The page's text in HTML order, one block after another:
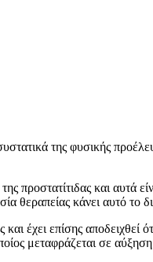
της φυσικής
προστατίτιδας και αυτά
θεραπείας κάνει αυτό το
έχει επίσης αποδειχθεί
μεταφράζεται σε αύξηση